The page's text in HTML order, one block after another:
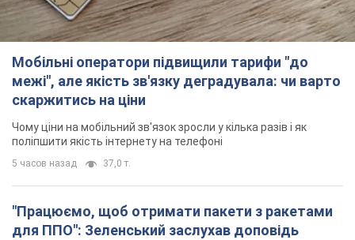
Мобільні оператори підвищили тарифи "до
межі", але якість зв'язку деградувала: чи варто
скаржитись на ціни
Чому ціни на мобільний зв'язок зросли у кілька разів і як
поліпшити якість інтернету на телефоні
5 часов назад 37,0 т.
"Працюємо, щоб отримати пакети з ракетами
для ППО": Зеленський заслухав доповідь